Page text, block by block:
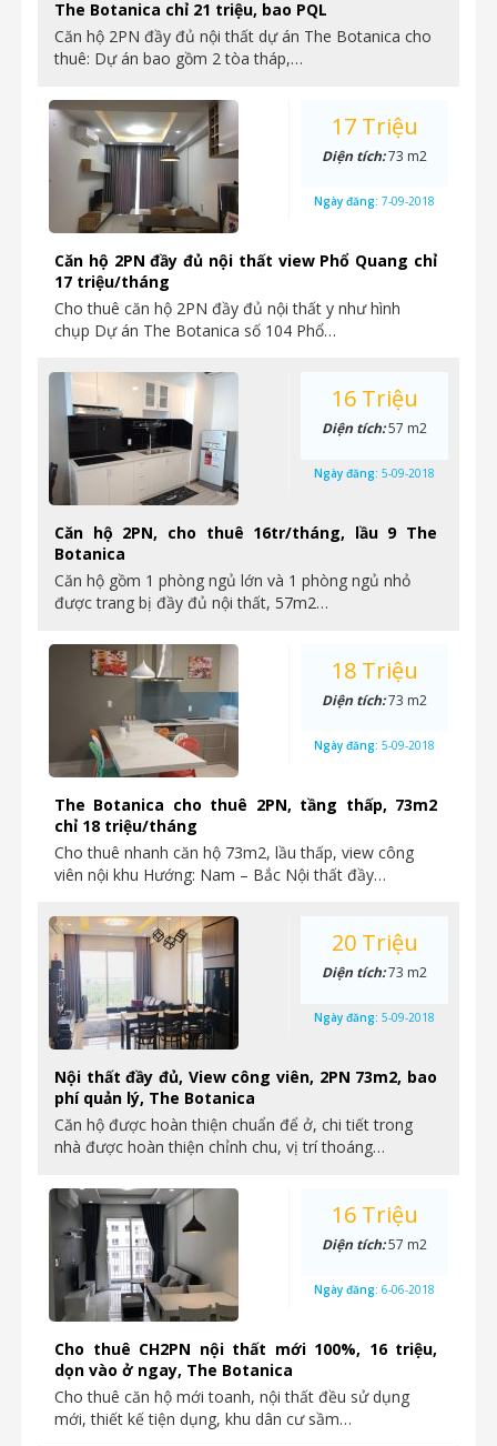
The Botanica chỉ 21 triệu, bao PQL
Căn hộ 2PN đầy đủ nội thất dự án The Botanica cho
thuê: Dự án bao gồm 2 tòa tháp,…
Căn hộ 2PN đầy đủ nội thất view Phổ Quang chỉ
17 triệu/tháng
Cho thuê căn hộ 2PN đầy đủ nội thất y như hình
chụp Dự án The Botanica số 104 Phổ…
17 Triệu
Diện tích:73 m2
Ngày đăng: 7-09-2018
Căn hộ 2PN, cho thuê 16tr/tháng, lầu 9 The
Botanica
Căn hộ gồm 1 phòng ngủ lớn và 1 phòng ngủ nhỏ
được trang bị đầy đủ nội thất, 57m2…
16 Triệu
Diện tích:57 m2
Ngày đăng: 5-09-2018
The Botanica cho thuê 2PN, tầng thấp, 73m2
chỉ 18 triệu/tháng
Cho thuê nhanh căn hộ 73m2, lầu thấp, view công
viên nội khu Hướng: Nam – Bắc Nội thất đầy…
18 Triệu
Diện tích:73 m2
Ngày đăng: 5-09-2018
Nội thất đầy đủ, View công viên, 2PN 73m2, bao
phí quản lý, The Botanica
Căn hộ được hoàn thiện chuẩn để ở, chi tiết trong
nhà được hoàn thiện chỉnh chu, vị trí thoáng…
20 Triệu
Diện tích:73 m2
Ngày đăng: 5-09-2018
Cho thuê CH2PN nội thất mới 100%, 16 triệu,
dọn vào ở ngay, The Botanica
Cho thuê căn hộ mới toanh, nội thất đều sử dụng
mới, thiết kế tiện dụng, khu dân cư sầm…
16 Triệu
Diện tích:57 m2
Ngày đăng: 6-06-2018